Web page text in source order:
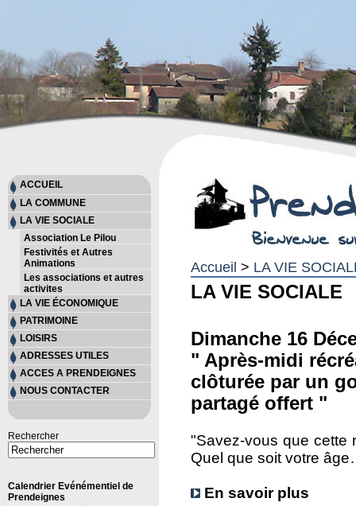
ACCUEIL
LA COMMUNE
LA VIE SOCIALE
Association Le Pilou
Festivités et Autres
Animations
Les associations et autres
activites
LA VIE ÉCONOMIQUE
PATRIMOINE
LOISIRS
ADRESSES UTILES
ACCES A PRENDEIGNES
NOUS CONTACTER
Rechercher
Calendrier Evénémentiel de
Prendeignes
Accueil > LA VIE
LA VIE SOCIALE
Dimanche 16
" Après-midi
clôturée par un
partagé offert "
"Savez-vous que cette
Quel que soit votre
En savoir plus